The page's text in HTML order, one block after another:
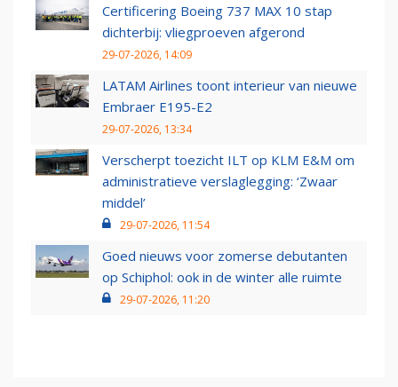
Certificering Boeing 737 MAX 10 stap
dichterbij: vliegproeven afgerond
29-07-2026, 14:09
LATAM Airlines toont interieur van nieuwe
Embraer E195-E2
29-07-2026, 13:34
Verscherpt toezicht ILT op KLM E&M om
administratieve verslaglegging: ‘Zwaar
middel’
29-07-2026, 11:54
Goed nieuws voor zomerse debutanten
op Schiphol: ook in de winter alle ruimte
29-07-2026, 11:20